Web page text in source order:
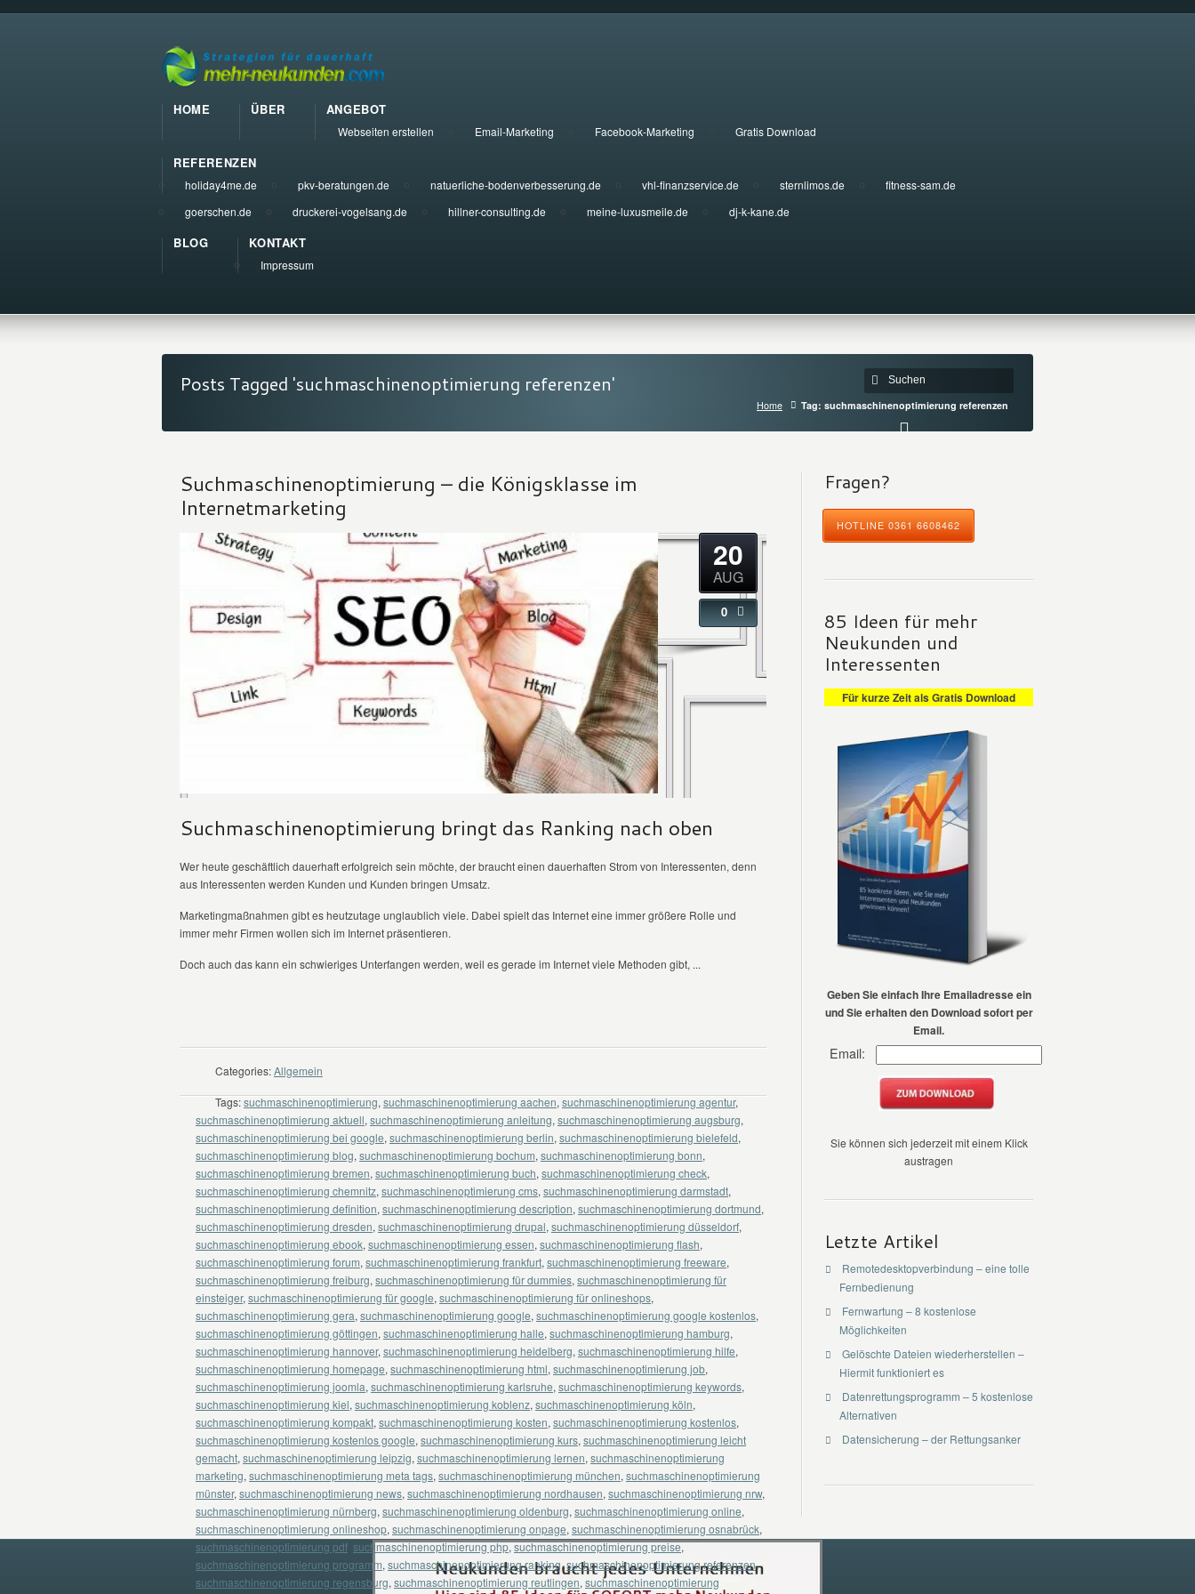
HOME ÜBER ANGEBOT
Webseiten erstellen Email-Marketing Facebook-Marketing Gratis Download
REFERENZEN
holiday4me.de pkv-beratungen.de natuerliche-bodenverbesserung.de vhl-finanzservice.de sternlimos.de
fitness-sam.de
goerschen.de
druckerei-vogelsang.de hillner-consulting.de meine-luxusmeile.de dj-k-kane.de
BLOG KONTAKT
Impressum
Posts Tagged 'suchmaschinenoptimierung referenzen'
Home Tag: suchmaschinenoptimierung referenzen
Suchmaschinenoptimierung – die Königsklasse im
Internetmarketing
Suchmaschinenoptimierung bringt das Ranking nach oben
Wer heute geschäftlich dauerhaft erfolgreich sein möchte, der braucht einen dauerhaften Strom von Interessenten, denn
aus Interessenten werden Kunden und Kunden bringen Umsatz.
Marketingmaßnahmen gibt es heutzutage unglaublich viele. Dabei spielt das Internet eine immer größere Rolle und
immer mehr Firmen wollen sich im Internet präsentieren.
Doch auch das kann ein schwieriges Unterfangen werden, weil es gerade im Internet viele Methoden gibt, ...
20
AUG
0
Categories:Allgemein
Tags:suchmaschinenoptimierung, suchmaschinenoptimierung aachen, suchmaschinenoptimierung agentur,
suchmaschinenoptimierung aktuell, suchmaschinenoptimierung anleitung, suchmaschinenoptimierung augsburg,
suchmaschinenoptimierung bei google, suchmaschinenoptimierung berlin, suchmaschinenoptimierung bielefeld,
suchmaschinenoptimierung blog, suchmaschinenoptimierung bochum, suchmaschinenoptimierung bonn,
suchmaschinenoptimierung bremen, suchmaschinenoptimierung buch, suchmaschinenoptimierung check,
suchmaschinenoptimierung chemnitz, suchmaschinenoptimierung cms, suchmaschinenoptimierung darmstadt,
suchmaschinenoptimierung definition, suchmaschinenoptimierung description, suchmaschinenoptimierung dortmund,
suchmaschinenoptimierung dresden, suchmaschinenoptimierung drupal, suchmaschinenoptimierung düsseldorf,
suchmaschinenoptimierung ebook, suchmaschinenoptimierung essen, suchmaschinenoptimierung flash,
suchmaschinenoptimierung forum, suchmaschinenoptimierung frankfurt, suchmaschinenoptimierung freeware,
suchmaschinenoptimierung freiburg, suchmaschinenoptimierung für dummies, suchmaschinenoptimierung für
einsteiger, suchmaschinenoptimierung für google, suchmaschinenoptimierung für onlineshops,
suchmaschinenoptimierung gera, suchmaschinenoptimierung google, suchmaschinenoptimierung google kostenlos,
suchmaschinenoptimierung göttingen, suchmaschinenoptimierung halle, suchmaschinenoptimierung hamburg,
suchmaschinenoptimierung hannover, suchmaschinenoptimierung heidelberg, suchmaschinenoptimierung hilfe,
suchmaschinenoptimierung homepage, suchmaschinenoptimierung html, suchmaschinenoptimierung job,
suchmaschinenoptimierung joomla, suchmaschinenoptimierung karlsruhe, suchmaschinenoptimierung keywords,
suchmaschinenoptimierung kiel, suchmaschinenoptimierung koblenz, suchmaschinenoptimierung köln,
suchmaschinenoptimierung kompakt, suchmaschinenoptimierung kosten, suchmaschinenoptimierung kostenlos,
suchmaschinenoptimierung kostenlos google, suchmaschinenoptimierung kurs, suchmaschinenoptimierung leicht
gemacht, suchmaschinenoptimierung leipzig, suchmaschinenoptimierung lernen, suchmaschinenoptimierung
marketing, suchmaschinenoptimierung meta tags, suchmaschinenoptimierung münchen, suchmaschinenoptimierung
münster, suchmaschinenoptimierung news, suchmaschinenoptimierung nordhausen, suchmaschinenoptimierung nrw,
suchmaschinenoptimierung nürnberg, suchmaschinenoptimierung oldenburg, suchmaschinenoptimierung online,
suchmaschinenoptimierung onlineshop, suchmaschinenoptimierung onpage, suchmaschinenoptimierung osnabrück,
suchmaschinenoptimierung pdf suchmaschinenoptimierung php,suchmaschinenoptimierung preise,
suchmaschinenoptimierung programm, suchmaschinenoptimierung ranking,suchmaschinenoptimierung referenzen,
suchmaschinenoptimierung regensburg, suchmaschinenoptimierung reutlingen, suchmaschinenoptimierung
Fragen?
HOTLINE 0361 6608462
85 Ideen für mehr
Neukunden und
Interessenten
Für kurze Zeit als Gratis Download
Geben Sie einfach Ihre Emailadresse ein
und Sie erhalten den Download sofort per
Email.
Email:
Sie können sich jederzeit mit einem Klick
austragen
Letzte Artikel
Remotedesktopverbindung – eine tolle
Fernbedienung
Fernwartung – 8 kostenlose
Möglichkeiten
Gelöschte Dateien wiederherstellen –
Hiermit funktioniert es
Datenrettungsprogramm – 5 kostenlose
Alternativen
Datensicherung – der Rettungsanker